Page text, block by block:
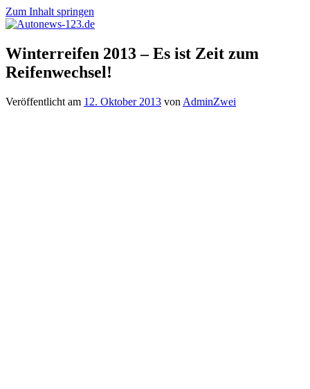
Zum Inhalt springen
Autonews-
123.de
Autonews
mit
Charme
Winterreifen 2013 – Es ist Zeit zum
Reifenwechsel!
Veröffentlicht am 12. Oktober 2013 von AdminZwei